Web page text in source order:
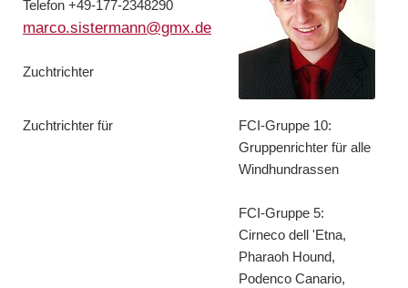
Telefon +49-177-2348290
marco.sistermann@gmx.de
Zuchtrichter
Zuchtrichter für
FCI-Gruppe 10:
Gruppenrichter für alle
Windhundrassen
FCI-Gruppe 5:
Cirneco dell 'Etna,
Pharaoh Hound,
Podenco Canario,